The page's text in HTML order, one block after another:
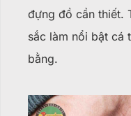
đựng đồ cần thiết.
sắc làm nổi bật cá
bằng.